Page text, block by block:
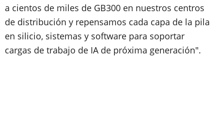
a cientos de miles de GB300 en nuestros centros
de distribución y repensamos cada capa de la pila
en silicio, sistemas y software para soportar
cargas de trabajo de IA de próxima generación".